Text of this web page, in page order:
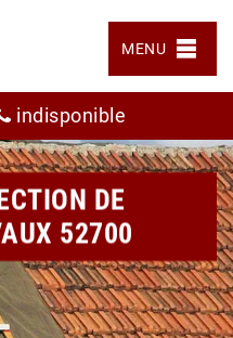
MENU
indisponible
DE
52700